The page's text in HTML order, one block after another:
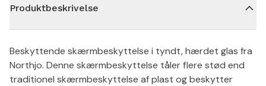
Produktbeskrivelse
Beskyttende skærmbeskyttelse i tyndt, hærdet glas fra
Northjo. Denne skærmbeskyttelse tåler flere stød end
traditionel skærmbeskyttelse af plast og beskytter